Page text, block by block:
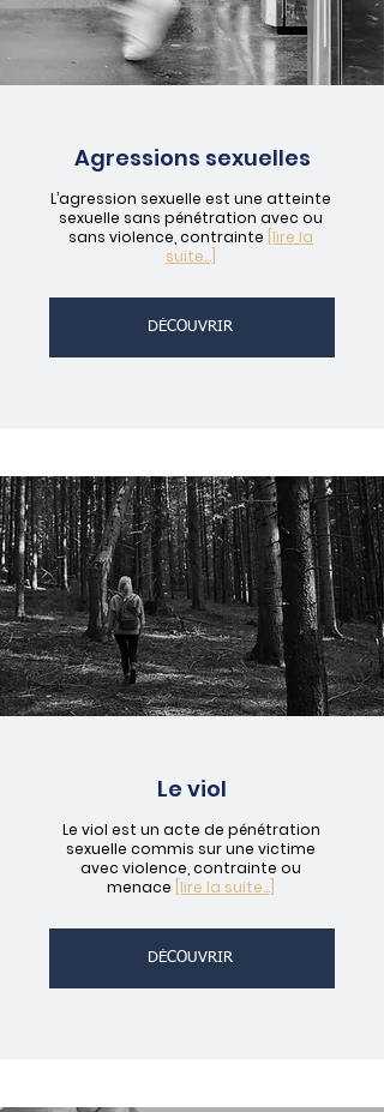
Agressions sexuelles
L’agression sexuelle est une atteinte
sexuelle sans pénétration avec ou
sans violence, contrainte [lire la
suite...]
DÉCOUVRIR
Le viol
Le viol est un acte de pénétration
sexuelle commis sur une victime
avec violence, contrainte ou
menace [lire la suite...]
DÉCOUVRIR